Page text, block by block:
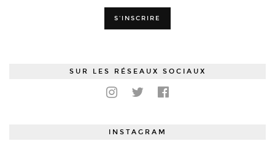
SUR LES RÉSEAUX SOCIAUX
INSTAGRAM